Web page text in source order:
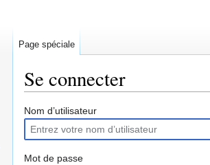
Se connecter
Aller
la
navigation
Aller
la
recherche
Nom d’utilisateur
Mot de passe
Page spéciale